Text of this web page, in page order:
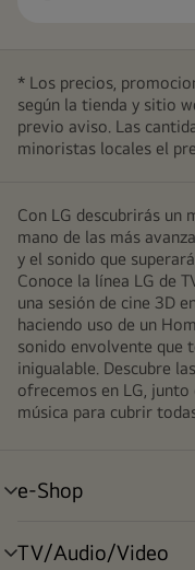
* Los precios,
según la tienda y sitio
previo aviso. Las
minoristas locales el
Con LG descubrirás un
mano de las más
y el sonido que
Conoce la línea LG de
una sesión de cine 3D
haciendo uso de un
sonido envolvente que
inigualable. Descubre
ofrecemos en LG, junto
música para cubrir
e-Shop
alternar
TV/Audio/Video
alternar